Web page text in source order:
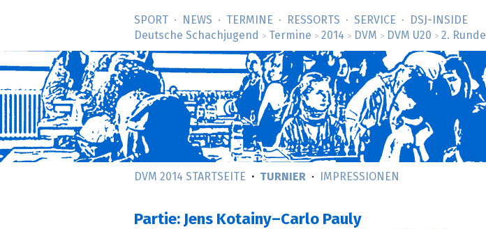
SPORT NEWS TERMINE RESSORTS SERVICE
DSJ-­INSIDE
Deutsche Schachjugend
> Termine > 2014 > DVM > DVM U20 > 2. Runde
DVM 2014 STARTSEITE TURNIER IMPRESSIONEN
Partie: Jens Kotainy–Carlo Pauly